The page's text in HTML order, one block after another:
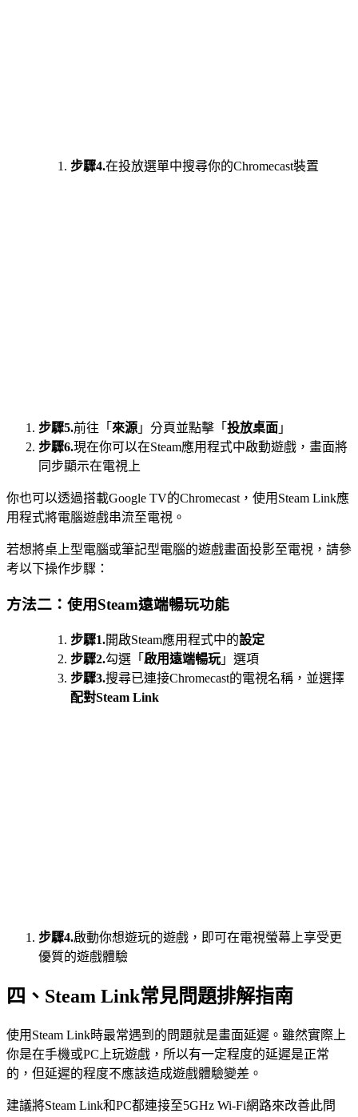
步驟4.在投放選單中搜尋你的Chromecast裝置
步驟5.前往「 來源 」分頁並點擊「 投放桌面 」
步驟6.現在你可以在Steam應用程式中啟動遊戲，畫面將
同步顯示在電視上
你也可以透過搭載Google TV的Chromecast，使用Steam Link應
用程式將電腦遊戲串流至電視。
若想將桌上型電腦或筆記型電腦的遊戲畫面投影至電視，請參
考以下操作步驟：
方法二：使用Steam遠端暢玩功能
步驟1.開啟Steam應用程式中的設定
步驟2.勾選「 啟用遠端暢玩」選項
步驟3.搜尋已連接Chromecast的電視名稱，並選擇
配對Steam Link
步驟4.啟動你想遊玩的遊戲，即可在電視螢幕上享受更
優質的遊戲體驗
四、Steam Link常見問題排解指南
使用Steam Link時最常遇到的問題就是畫面延遲。雖然實際上
你是在手機或PC上玩遊戲，所以有一定程度的延遲是正常
的，但延遲的程度不應該造成遊戲體驗變差。
建議將Steam Link和PC都連接至5GHz Wi-Fi網路來改善此問